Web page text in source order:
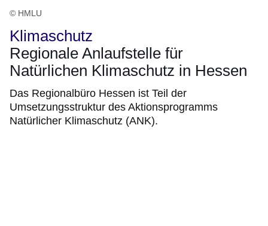
© HMLU
Klimaschutz
Regionale Anlaufstelle für
Natürlichen Klimaschutz in Hessen
Das Regionalbüro Hessen ist Teil der
Umsetzungsstruktur des Aktionsprogramms
Natürlicher Klimaschutz (ANK).